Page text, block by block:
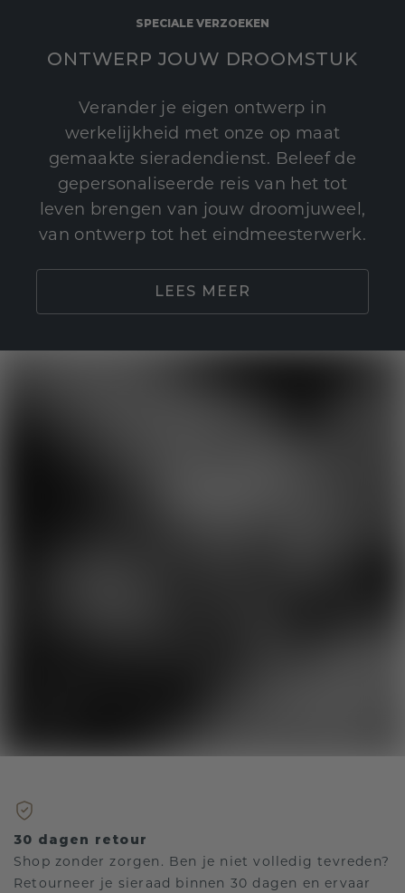
SPECIALE VERZOEKEN
ONTWERP JOUW DROOMSTUK
Verander je eigen ontwerp in
werkelijkheid met onze op maat
gemaakte sieradendienst. Beleef de
gepersonaliseerde reis van het tot
leven brengen van jouw droomjuweel,
van ontwerp tot het eindmeesterwerk.
LEES MEER
30 dagen retour
Shop zonder zorgen. Ben je niet volledig tevreden?
Retourneer je sieraad binnen 30 dagen en ervaar